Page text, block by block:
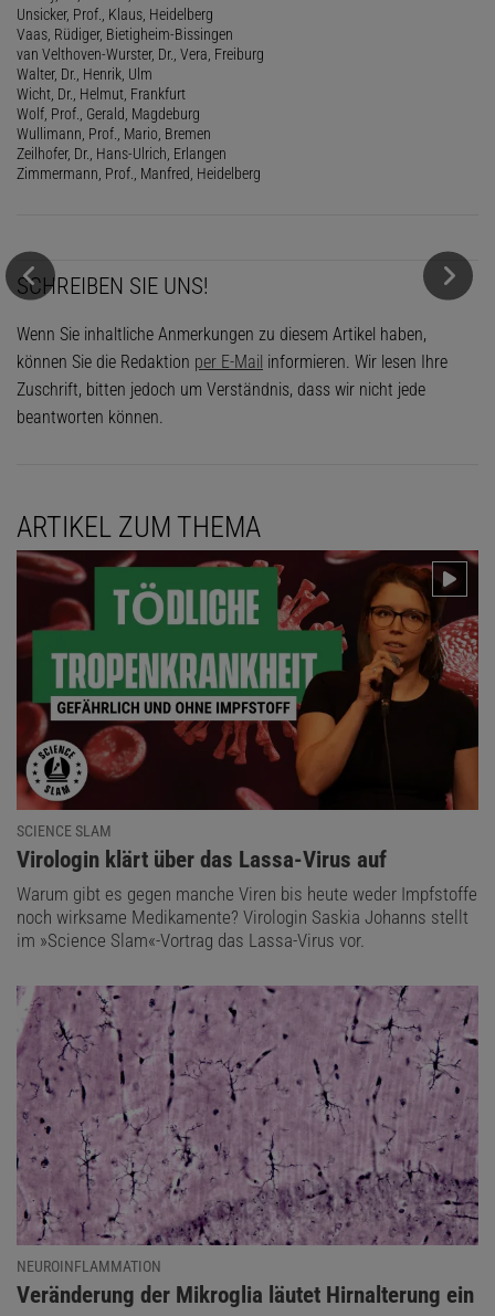
Unsicker, Prof., Klaus, Heidelberg
Vaas, Rüdiger, Bietigheim-Bissingen
van Velthoven-Wurster, Dr., Vera, Freiburg
Walter, Dr., Henrik, Ulm
Wicht, Dr., Helmut, Frankfurt
Wolf, Prof., Gerald, Magdeburg
Wullimann, Prof., Mario, Bremen
Zeilhofer, Dr., Hans-Ulrich, Erlangen
Zimmermann, Prof., Manfred, Heidelberg
SCHREIBEN SIE UNS!
Wenn Sie inhaltliche Anmerkungen zu diesem Artikel haben,
können Sie die Redaktion per E-Mail informieren. Wir lesen Ihre
Zuschrift, bitten jedoch um Verständnis, dass wir nicht jede
beantworten können.
ARTIKEL ZUM THEMA
SCIENCE SLAM
:
Virologin klärt über das Lassa-Virus auf
Warum gibt es gegen manche Viren bis heute weder Impfstoffe
noch wirksame Medikamente? Virologin Saskia Johanns stellt
im »Science Slam«-Vortrag das Lassa-Virus vor.
NEUROINFLAMMATION
:
Veränderung der Mikroglia läutet Hirnalterung ein